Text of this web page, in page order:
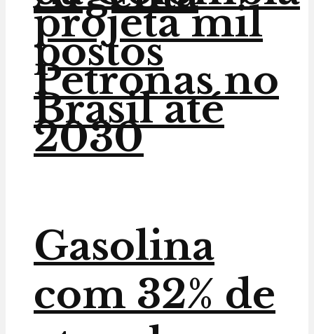
projeta mil
postos
Petronas no
Brasil até
2030
Gasolina
com 32% de